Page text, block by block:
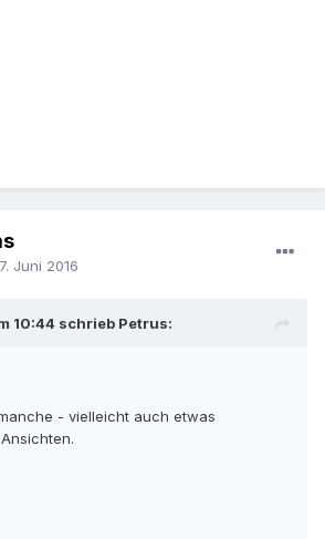
7. Juni 2016
10:44 schrieb Petrus:
- vielleicht auch etwas